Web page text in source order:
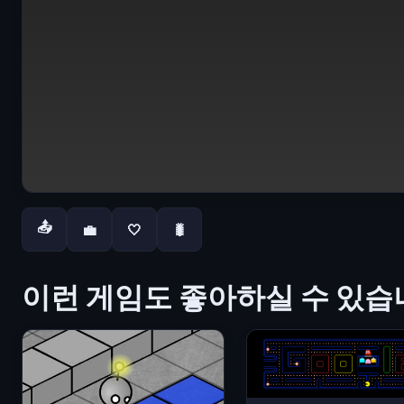
📤 💼 🤍 🐛
이런 게임도 좋아하실 수 있습